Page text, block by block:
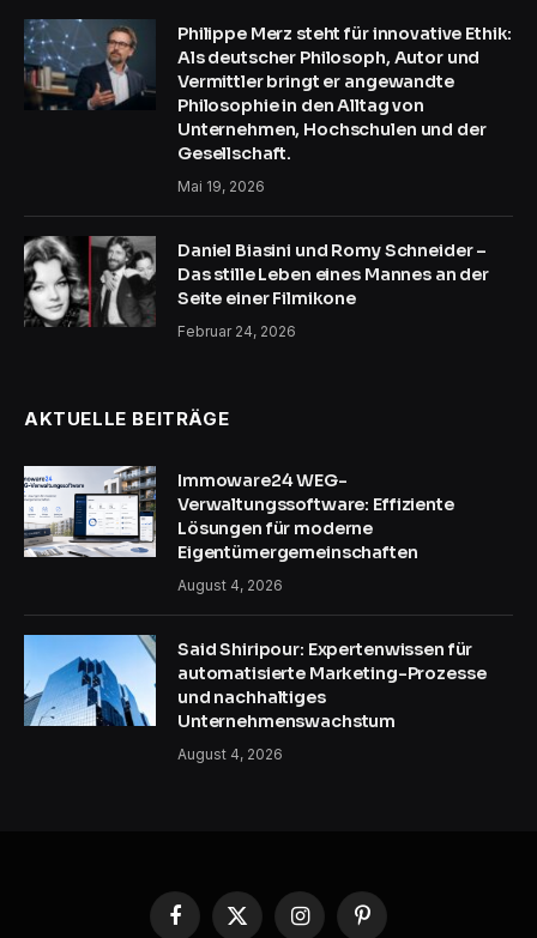
Philippe Merz steht für innovative Ethik:
Als deutscher Philosoph, Autor und
Vermittler bringt er angewandte
Philosophie in den Alltag von
Unternehmen, Hochschulen und der
Gesellschaft.
Mai 19, 2026
Daniel Biasini und Romy Schneider –
Das stille Leben eines Mannes an der
Seite einer Filmikone
Februar 24, 2026
AKTUELLE BEITRÄGE
Immoware24 WEG-
Verwaltungssoftware: Effiziente
Lösungen für moderne
Eigentümergemeinschaften
August 4, 2026
Said Shiripour: Expertenwissen für
automatisierte Marketing-Prozesse
und nachhaltiges
Unternehmenswachstum
August 4, 2026
Facebook
X InstagramPinterest